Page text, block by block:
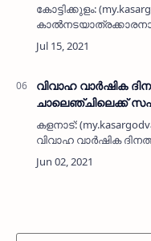
കോട്ടിക്കുളം:
തൊഴിലാളി
കൊട്ടൻ ലക്ഷ്മി
വിവാഹ വാർഷിക
ചാലെഞ്ചിലെക്ക്
കളനാട്:
വിവാഹ വാർഷിക
ചാലെഞ്ചിലെക്ക് തുക
കളനാട് തൊട്ടി